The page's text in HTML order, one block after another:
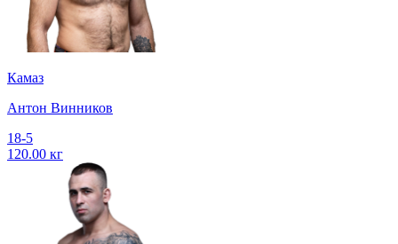
Камаз
Антон Винников
18-5
120.00 кг